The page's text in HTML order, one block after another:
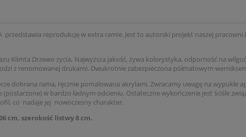
przedstawia reprodukcję w extra ramie. Jest to autorski projekt naszej
Klimta Drzewo życia. Najwyższa jakość, żywa kolorystyka, odporność na
z renomowanej drukarni. Dwukrotnie zabezpieczona półmatowym
dobrana rama, ręcznie pomalowana akrylami. Zwracamy uwagę na wypukłe
(postarzone) w bardzo ładnym odcieniu. Ostateczne wykończenie jest ściśle
co nadaje jej nowoczesny charakter.
cm, szerokość listwy 8 cm.